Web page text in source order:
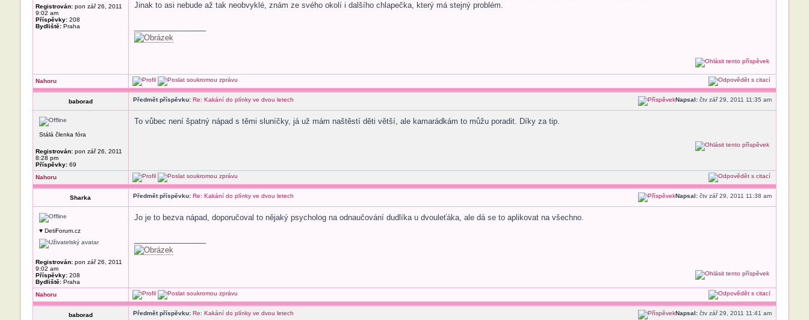
Registrován:pon zář 26, 2011
9:02 am
Příspěvky:208
Bydliště:Praha
Jinak to asi nebude až tak neobvyklé, znám ze svého okolí i dalšího chlapečka, který má stejný problém.
Nahoru
baborad Předmět příspěvku: Re: Kakání do plínky ve dvou letech Napsal:čtv zář 29, 2011 11:35 am
Stálá členka fóra
Registrován:pon zář 26, 2011
8:28 pm
Příspěvky:69
To vůbec není špatný nápad s těmi sluníčky, já už mám naštěstí děti větší, ale kamarádkám to můžu poradit. Díky za tip.
Nahoru
Sharka Předmět příspěvku: Re: Kakání do plínky ve dvou letech Napsal:čtv zář 29, 2011 11:38 am
♥ DetiForum.cz
Registrován:pon zář 26, 2011
9:02 am
Příspěvky:208
Bydliště:Praha
Jo je to bezva nápad, doporučoval to nějaký psycholog na odnaučování dudlíka u dvouleťáka, ale dá se to aplikovat na všechno.
Nahoru
baborad Předmět příspěvku: Re: Kakání do plínky ve dvou letech Napsal:čtv zář 29, 2011 11:41 am